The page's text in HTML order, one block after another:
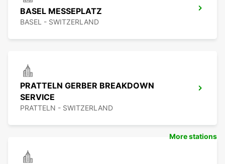
BASEL MESSEPLATZ
BASEL - SWITZERLAND
PRATTELN GERBER BREAKDOWN
SERVICE
PRATTELN - SWITZERLAND
More stations